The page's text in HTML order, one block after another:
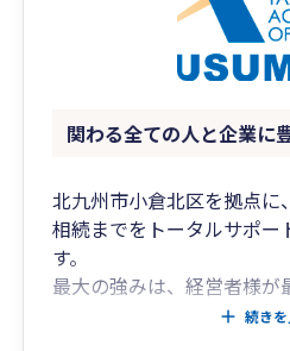
関わる全ての人と企業に
北九州市小倉北区を拠点に
相続までをトータルサポー
す。
最大の強みは、経営者様が
務調査」への圧倒的な対応
続き